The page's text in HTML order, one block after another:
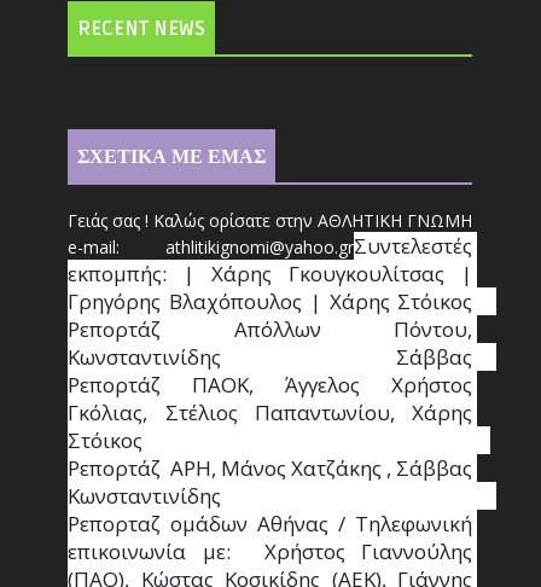
RECENT NEWS
ΣΧΕΤΙΚΑ ΜΕ ΕΜΑΣ
Γειάς σας ! Καλώς ορίσατε στην ΑΘΛΗΤΙΚΗ ΓΝΩΜΗ
e-mail: athlitikignomi@yahoo.grΣυντελεστές
εκπομπής: | Χάρης Γκουγκουλίτσας |
Γρηγόρης Βλαχόπουλος | Χάρης Στόικος
Ρεπορτάζ Απόλλων Πόντου,
Κωνσταντινίδης   Σάββας
Ρεπορτάζ ΠΑΟΚ, Άγγελος Χρήστος
Γκόλιας, Στέλιος Παπαντωνίου, Χάρης
Στόικος
Ρεπορτάζ  ΑΡΗ, Μάνος Χατζάκης , Σάββας
Κωνσταντινίδης
Ρεπορταζ ομάδων Αθήνας / Τηλεφωνική
επικοινωνία με:  Χρήστος Γιαννούλης
(ΠΑΟ), Κώστας Κοσικίδης (ΑΕΚ), Γιάννης